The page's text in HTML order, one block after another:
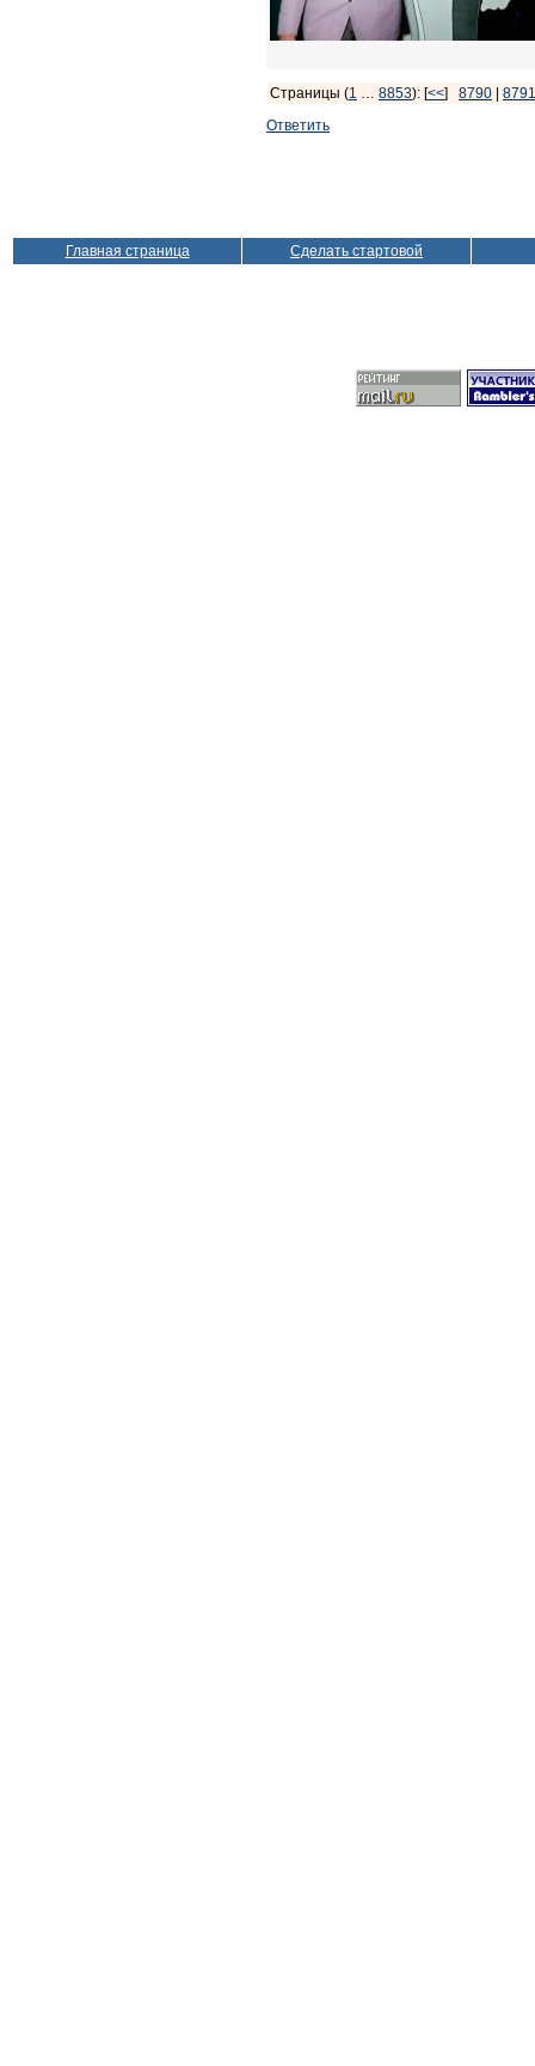
Страницы (1 … 8853): [<<] 8790
8791
Ответить
Главная страница Сделать стартовой